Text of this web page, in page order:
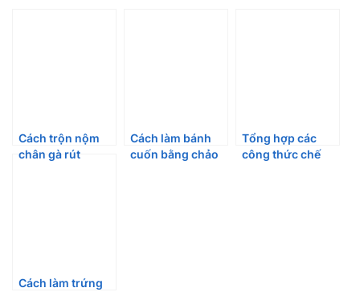
Cách trộn nộm
chân gà rút
Cách làm bánh
cuốn bằng chảo
Tổng hợp các
công thức chế
Cách làm trứng